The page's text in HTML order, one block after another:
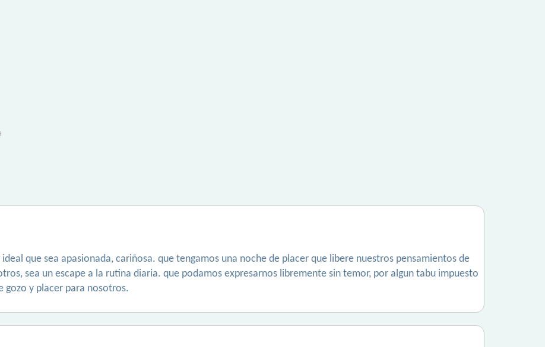
que sea apasionada, cariñosa. que tengamos una noche de placer que libere nuestros pensamientos de
sea un escape a la rutina diaria. que podamos expresarnos libremente sin temor, por algun tabu impuesto
gozo y placer para nosotros.